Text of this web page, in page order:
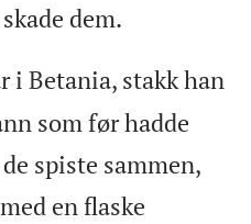
dem.
i Betania, stakk han
som før hadde
spiste sammen,
en flaske